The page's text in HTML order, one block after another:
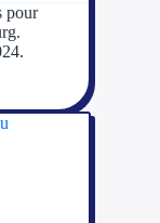
pour